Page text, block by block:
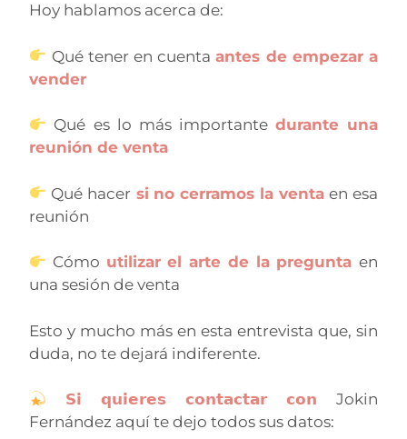
Hoy hablamos acerca de:
Qué tener en cuentaantes de empezar a
vender
Qué es lo más importante durante una
reunión de venta
Qué hacersi no cerramos la venta en esa
reunión
Cómo utilizar el arte de la pregunta en
una sesión de venta
Esto y mucho más en esta entrevista que, sin
duda, no te dejará indiferente.
𝗦𝗶 𝗾𝘂𝗶𝗲𝗿𝗲𝘀 𝗰𝗼𝗻𝘁𝗮𝗰𝘁𝗮𝗿 𝗰𝗼𝗻 Jokin
Fernández aquí te dejo todos sus datos: